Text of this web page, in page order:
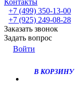
Контакты
+7 (499) 350-13-00
+7 (925) 249-08-28
Заказать звонок
Задать вопрос
Войти
В КОРЗИНУ